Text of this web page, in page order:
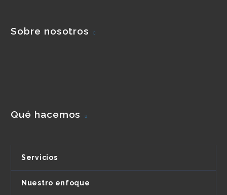
Sobre nosotros
Qué hacemos
Servicios
Nuestro enfoque